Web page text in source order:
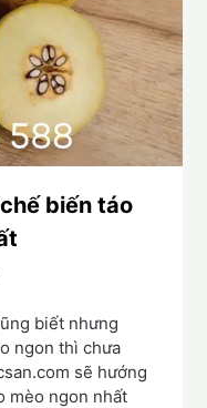
biến táo
biết nhưng
ngon thì chưa
sẽ hướng
mèo ngon nhất